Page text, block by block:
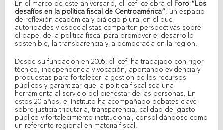
En el marco de este aniversario, el Icefi celebra el
Foro “Los
desafíos en la política fiscal de Centroamérica”, un espacio
de reflexión académica y diálogo plural en el que
autoridades y especialistas comparten perspectivas sobre
el papel de la política fiscal para promover el desarrollo
sostenible, la transparencia y la democracia en la región.
Desde su fundación en 2005, el Icefi ha trabajado con rigor
técnico, independencia y vocación, aportando evidencia y
propuestas para fortalecer la gestión de los recursos
públicos y garantizar que la política fiscal sea una
herramienta al servicio del bienestar de las personas. En
estos 20 años, el Instituto ha acompañado debates clave
sobre justicia tributaria, transparencia, calidad del gasto
público y fortalecimiento institucional, consolidándose como
un referente regional en materia fiscal.